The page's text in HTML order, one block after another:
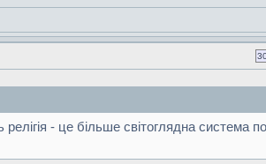
- це бiльше свiтоглядна система